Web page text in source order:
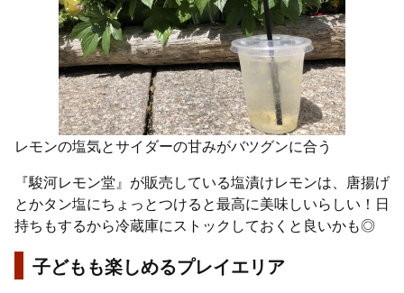
レモンの塩気とサイダーの甘みがバツグンに合う
『駿河レモン堂』が販売している塩漬けレモンは、唐揚げ
とかタン塩にちょっとつけると最高に美味しいらしい！日
持ちもするから冷蔵庫にストックしておくと良いかも◎
子どもも楽しめるプレイエリア